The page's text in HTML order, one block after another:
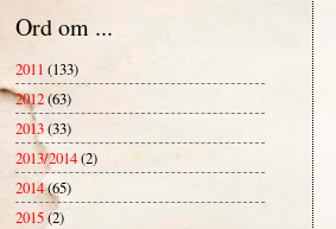
Ord om ...
2011 (133)
2012(63)
2013(33)
2013/2014(2)
2014(65)
2015(2)